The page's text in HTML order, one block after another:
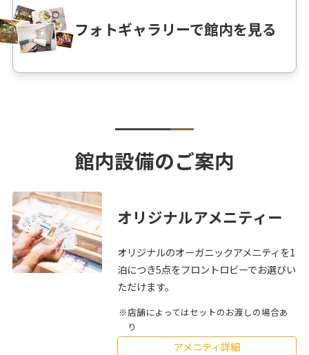
フォトギャラリーで館内を見る
館内設備のご案内
オリジナルアメニティー
オリジナルのオーガニックアメニティを1
泊につき5点をフロントロビーでお選びい
ただけます。
店舗によってはセットのお渡しの場合あ
り
アメニティ詳細